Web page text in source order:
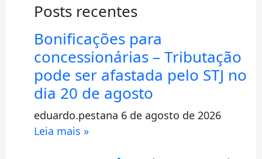
Posts recentes
Bonificações para
concessionárias – Tributação
pode ser afastada pelo STJ no
dia 20 de agosto
eduardo.pestana 6 de agosto de 2026
Leia mais »